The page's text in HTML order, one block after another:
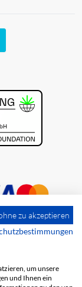
zu akzeptieren
um unsere
und Ihnen ein